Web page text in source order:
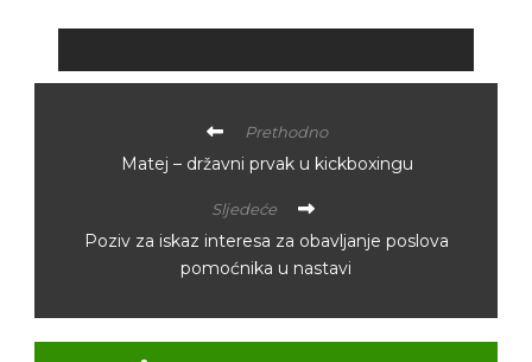
Prethodno
Matej – državni prvak u kickboxingu
Sljedeće
Poziv za iskaz interesa za obavljanje poslova
pomoćnika u nastavi